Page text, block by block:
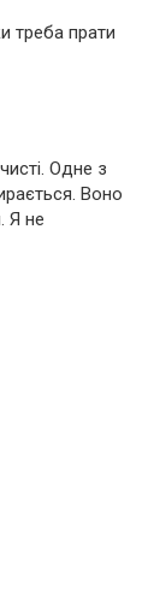
треба прати
Одне з
Воно
Я не